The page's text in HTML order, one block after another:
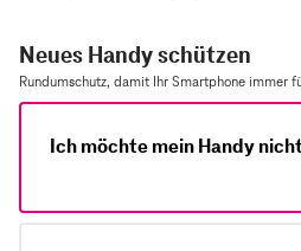
Neues Handy schützen
Rundumschutz, damit Ihr Smartphone immer
Ich möchte mein Handy